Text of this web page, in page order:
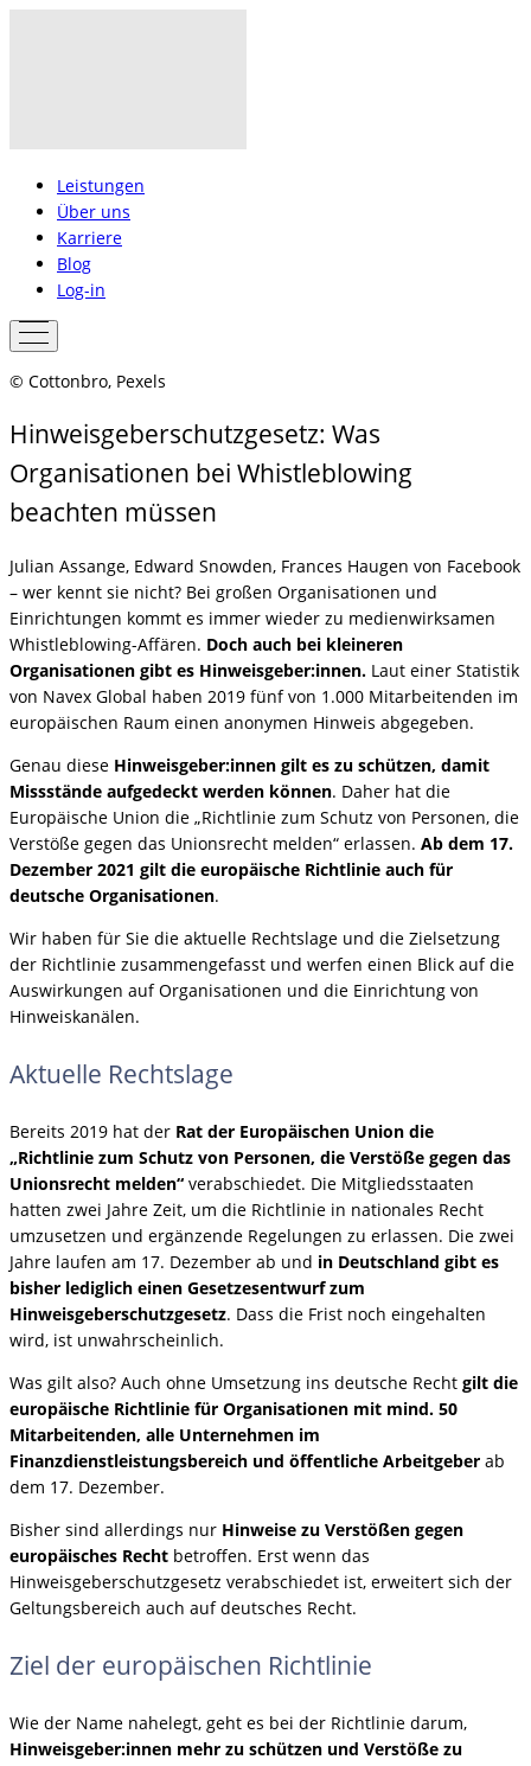
Leistungen
Über uns
Karriere
Blog
Log-in
© Cottonbro, Pexels
Hinweisgeberschutzgesetz: Was
Organisationen bei Whistleblowing
beachten müssen
Julian Assange, Edward Snowden, Frances Haugen von Facebook
– wer kennt sie nicht? Bei großen Organisationen und
Einrichtungen kommt es immer wieder zu medienwirksamen
Whistleblowing-Affären. Doch auch bei kleineren
Organisationen gibt es Hinweisgeber:innen. Laut einer Statistik
von Navex Global haben 2019 fünf von 1.000 Mitarbeitenden im
europäischen Raum einen anonymen Hinweis abgegeben.
Genau diese Hinweisgeber:innen gilt es zu schützen, damit
Missstände aufgedeckt werden können. Daher hat die
Europäische Union die „Richtlinie zum Schutz von Personen, die
Verstöße gegen das Unionsrecht melden“ erlassen. Ab dem 17.
Dezember 2021 gilt die europäische Richtlinie auch für
deutsche Organisationen.
Wir haben für Sie die aktuelle Rechtslage und die Zielsetzung
der Richtlinie zusammengefasst und werfen einen Blick auf die
Auswirkungen auf Organisationen und die Einrichtung von
Hinweiskanälen.
Aktuelle Rechtslage
Bereits 2019 hat der Rat der Europäischen Union die
„Richtlinie zum Schutz von Personen, die Verstöße gegen das
Unionsrecht melden“ verabschiedet. Die Mitgliedsstaaten
hatten zwei Jahre Zeit, um die Richtlinie in nationales Recht
umzusetzen und ergänzende Regelungen zu erlassen. Die zwei
Jahre laufen am 17. Dezember ab und in Deutschland gibt es
bisher lediglich einen Gesetzesentwurf zum
Hinweisgeberschutzgesetz. Dass die Frist noch eingehalten
wird, ist unwahrscheinlich.
Was gilt also? Auch ohne Umsetzung ins deutsche Recht gilt die
europäische Richtlinie für Organisationen mit mind. 50
Mitarbeitenden, alle Unternehmen im
Finanzdienstleistungsbereich und öffentliche Arbeitgeber ab
dem 17. Dezember.
Bisher sind allerdings nur Hinweise zu Verstößen gegen
europäisches Recht betroffen. Erst wenn das
Hinweisgeberschutzgesetz verabschiedet ist, erweitert sich der
Geltungsbereich auch auf deutsches Recht.
Ziel der europäischen Richtlinie
Wie der Name nahelegt, geht es bei der Richtlinie darum,
Hinweisgeber:innen mehr zu schützen und Verstöße zu